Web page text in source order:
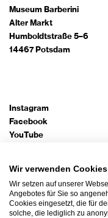
Museum Barberini
Alter Markt
Humboldtstraße 5–6
14467 Potsdam
Instagram
Facebook
YouTube
Bleiben Sie auf
Newsletter
Wir verwenden Cookies
Wir setzen auf unserer
Angebotes für Sie so
Cookies eingesetzt, die für
solche, die lediglich zu